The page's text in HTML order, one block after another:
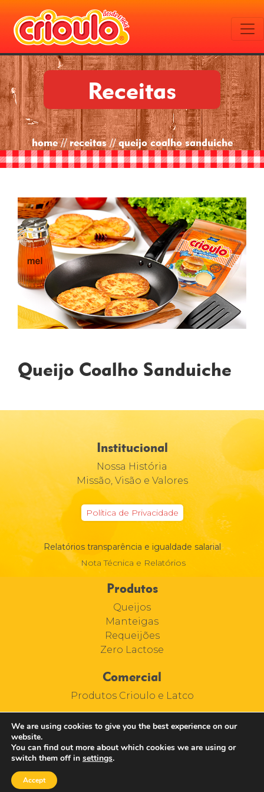
Receitas
home // receitas // queijo coalho sanduiche
Queijo Coalho Sanduiche
Institucional
Nossa História
Missão, Visão e Valores
Política de Privacidade
Relatórios transparência e igualdade salarial
Nota Técnica e Relatórios
Produtos
Queijos
Manteigas
Requeijões
Zero Lactose
Comercial
Produtos Crioulo e Latco
COPYRIGHT © 2021 CRIOULO TODOS OS DIREITOS RESERVADOS
We are using cookies to give you the best experience on our
website.
You can find out more about which cookies we are using or
switch them off in settings.
Accept